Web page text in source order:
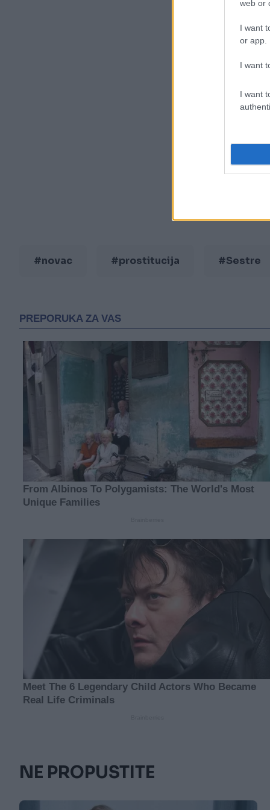
web or
I want
or app.
I want
I want
#novac #prostitucija #Sestre
NE PROPUSTITE